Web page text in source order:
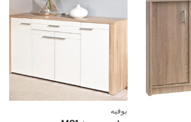
بوفيه